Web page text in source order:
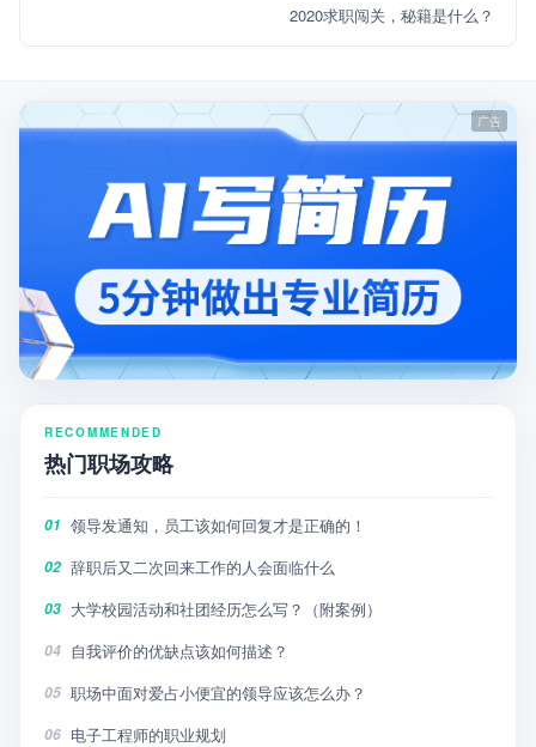
2020求职闯关，秘籍是什么？
RECOMMENDED
热门职场攻略
01 领导发通知，员工该如何回复才是正确的！
02 辞职后又二次回来工作的人会面临什么
03 大学校园活动和社团经历怎么写？（附案例）
04 自我评价的优缺点该如何描述？
05 职场中面对爱占小便宜的领导应该怎么办？
06 电子工程师的职业规划